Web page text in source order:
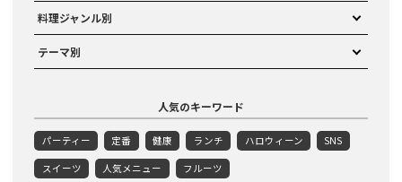
料理ジャンル別
テーマ別
人気のキーワード
パーティー 定番 健康 ランチ ハロウィーン SNS
スイーツ 人気メニュー フルーツ